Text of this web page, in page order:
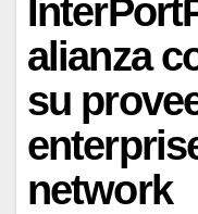
alianza
su
network